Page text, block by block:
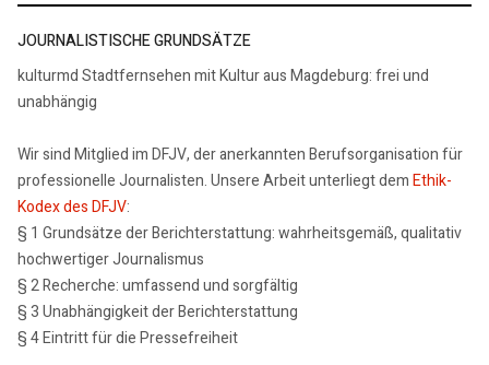
JOURNALISTISCHE GRUNDSÄTZE
kulturmd Stadtfernsehen mit Kultur aus Magdeburg: frei und
unabhängig
Wir sind Mitglied im DFJV, der anerkannten Berufsorganisation für
professionelle Journalisten. Unsere Arbeit unterliegt demEthik-
Kodex des DFJV:
§ 1 Grundsätze der Berichterstattung: wahrheitsgemäß, qualitativ
hochwertiger Journalismus
§ 2 Recherche: umfassend und sorgfältig
§ 3 Unabhängigkeit der Berichterstattung
§ 4 Eintritt für die Pressefreiheit